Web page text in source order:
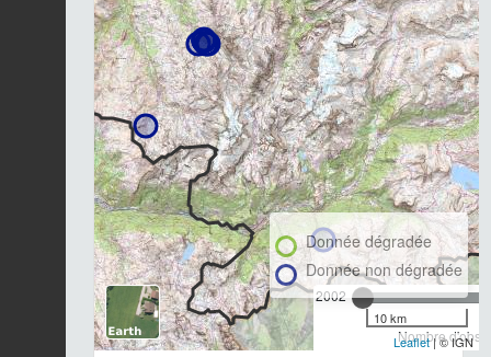
2002
Nombre
Donnée dégradée
Donnée non dégradée
10 km
Leaflet| © IGN